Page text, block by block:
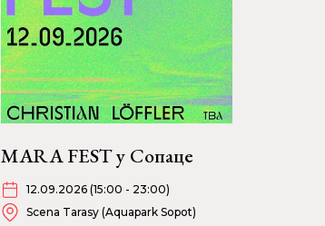
MARA FEST у Сопаце
12.09.2026 (15:00 - 23:00)
Scena Tarasy (Aquapark Sopot)